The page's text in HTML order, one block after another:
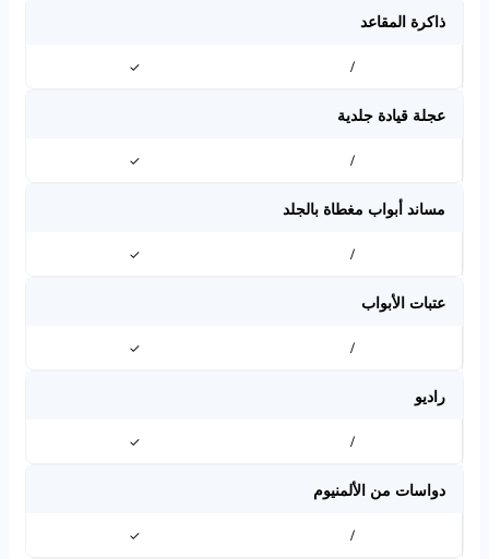
ذاكرة المقاعد
/
✓
عجلة قيادة جلدية
/
✓
مساند أبواب مغطاة بالجلد
/
✓
عتبات الأبواب
/
✓
راديو
/
✓
دواسات من الألمنيوم
/
✓